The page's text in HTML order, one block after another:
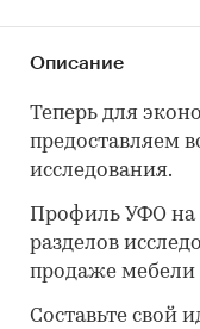
Описание
Теперь для
предоставляем
исследования.
Профиль УФО на
разделов
продаже мебели
Составьте свой